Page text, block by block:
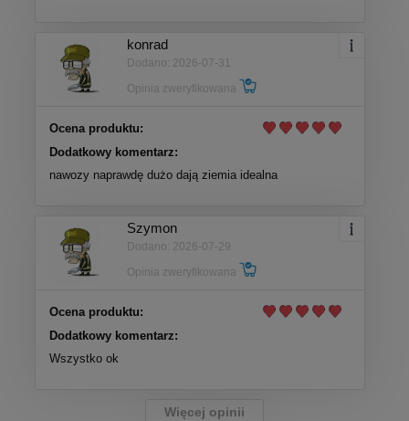
konrad
Dodano: 2026-07-31
Opinia zweryfikowana
Ocena produktu:
Dodatkowy komentarz:
nawozy naprawdę dużo dają ziemia idealna
Szymon
Dodano: 2026-07-29
Opinia zweryfikowana
Ocena produktu:
Dodatkowy komentarz:
Wszystko ok
Więcej opinii